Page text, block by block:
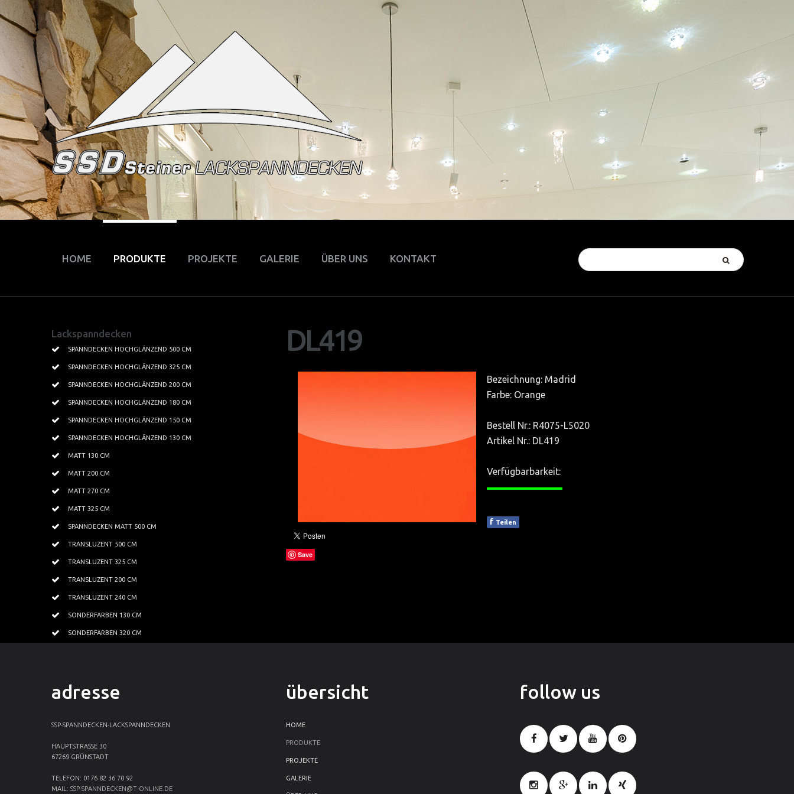
HOME PRODUKTE
Textilspanndecken
Leisten Profile
Kristallbeleuchtung
Tapeten
PROJEKTE
Wohnbereich
Küchen
Schwimmbäder
GALERIE
Bildgalerie
Textilspanndecken
SCHONBEK Bilder
ÜBER UNS
AGB
KONTAKT
Suchen
...
Lackspanndecken
SPANNDECKEN HOCHGLÄNZEND 500 CM
SPANNDECKEN HOCHGLÄNZEND 325 CM
SPANNDECKEN HOCHGLÄNZEND 200 CM
SPANNDECKEN HOCHGLÄNZEND 180 CM
SPANNDECKEN HOCHGLÄNZEND 150 CM
SPANNDECKEN HOCHGLÄNZEND 130 CM
MATT 130 CM
MATT 200 CM
MATT 270 CM
MATT 325 CM
SPANNDECKEN MATT 500 CM
TRANSLUZENT 500 CM
TRANSLUZENT 325 CM
TRANSLUZENT 200 CM
TRANSLUZENT 240 CM
SONDERFARBEN 130 CM
SONDERFARBEN 320 CM
DL419
Bezeichnung: Madrid
Farbe: Orange
Bestell Nr.: R4075-L5020
Artikel Nr.: DL419
Verfügbarbarkeit:
————
f Teilen
Save
adresse
SSP-SPANNDECKEN-LACKSPANNDECKEN
HAUPTSTRASSE 30
67269 GRÜNSTADT
TELEFON: 0176 82 36 70 92
MAIL: SSP-SPANNDECKEN@T-ONLINE.DE
übersicht
HOME
PRODUKTE
PROJEKTE
GALERIE
follow us